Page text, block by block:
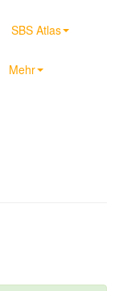
SBS Atlas
Mehr